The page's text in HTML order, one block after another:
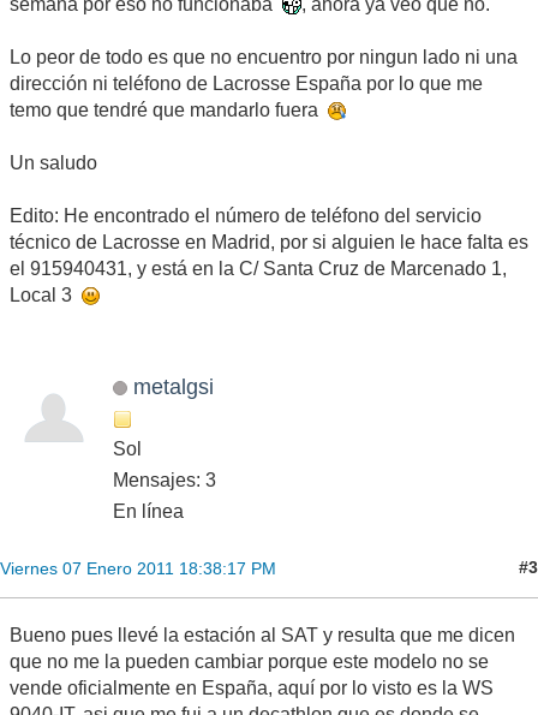
Lo peor de todo es que no encuentro por ningun lado ni una
dirección ni teléfono de Lacrosse España por lo que me
temo que tendré que mandarlo fuera
Un saludo
Edito: He encontrado el número de teléfono del servicio
técnico de Lacrosse en Madrid, por si alguien le hace falta es
el 915940431, y está en la C/ Santa Cruz de Marcenado 1,
Local 3
metalgsi
Sol
Mensajes: 3
En línea
Viernes 07 Enero 2011 18:38:17 PM #3
Bueno pues llevé la estación al SAT y resulta que me dicen
que no me la pueden cambiar porque este modelo no se
vende oficialmente en España, aquí por lo visto es la WS